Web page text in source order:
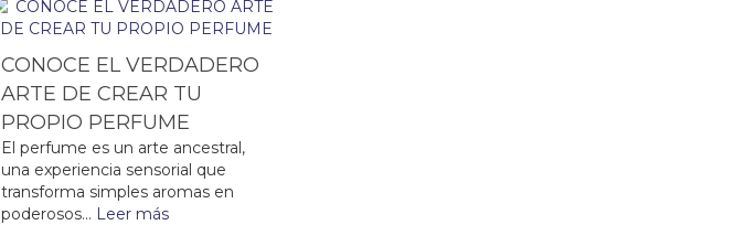
CONOCE EL VERDADERO
ARTE DE CREAR TU
PROPIO PERFUME
El perfume es un arte ancestral,
una experiencia sensorial que
transforma simples aromas en
poderosos... Leer más